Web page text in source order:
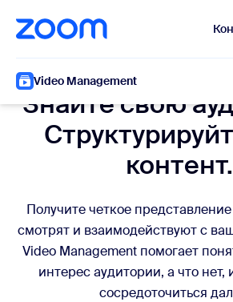
содержанию
в чат помощи
Video Management
Знайте свою
контент.
Получите четкое
смотрят и взаимодействуют с
Video Management помогает
интерес аудитории, а что нет,
сосредоточиться